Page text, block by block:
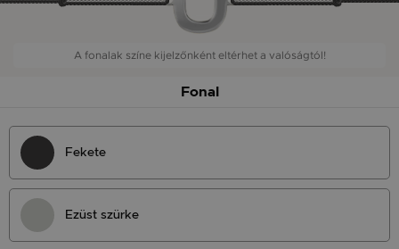
A fonalak színe kijelzőnként eltérhet a valóságtól!
Fonal
Fekete
Ezüst szürke